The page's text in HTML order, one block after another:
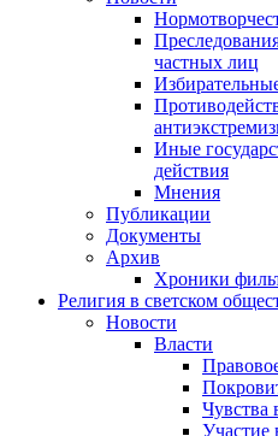
частных лиц
Иные
действия
Мнения
Публикации
Документы
Архив
Хроники
Религия в светском
Новости
Власти
Участие